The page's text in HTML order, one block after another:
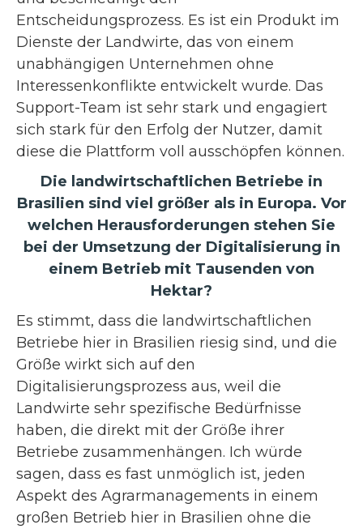
Entscheidungsprozess. Es ist ein Produkt im
Dienste der Landwirte, das von einem
unabhängigen Unternehmen ohne
Interessenkonflikte entwickelt wurde. Das
Support-Team ist sehr stark und engagiert
sich stark für den Erfolg der Nutzer, damit
diese die Plattform voll ausschöpfen können.
Die landwirtschaftlichen Betriebe in
Brasilien sind viel größer als in Europa. Vor
welchen Herausforderungen stehen Sie
bei der Umsetzung der Digitalisierung in
einem Betrieb mit Tausenden von
Hektar?
Es stimmt, dass die landwirtschaftlichen
Betriebe hier in Brasilien riesig sind, und die
Größe wirkt sich auf den
Digitalisierungsprozess aus, weil die
Landwirte sehr spezifische Bedürfnisse
haben, die direkt mit der Größe ihrer
Betriebe zusammenhängen. Ich würde
sagen, dass es fast unmöglich ist, jeden
Aspekt des Agrarmanagements in einem
großen Betrieb hier in Brasilien ohne die